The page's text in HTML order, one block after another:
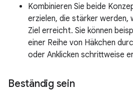
Kombinieren Sie beide
erzielen, die stärker werden,
Ziel erreicht. Sie können
einer Reihe von Häkchen
oder Anklicken schrittweise
Beständig sein